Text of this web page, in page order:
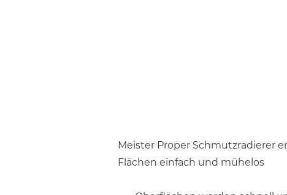
Meister Proper Schmutzradierer
Flächen einfach und mühelos